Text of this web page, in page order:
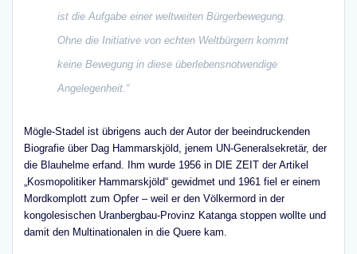
ist die Aufgabe einer weltweiten Bürgerbewegung.
Ohne die Initiative von echten Weltbürgern kommt
keine Bewegung in diese überlebensnotwendige
Angelegenheit.“
Mögle-Stadel ist übrigens auch der Autor der beeindruckenden
Biografie über Dag Hammarskjöld, jenem UN-Generalsekretär, der
die Blauhelme erfand. Ihm wurde 1956 in DIE ZEIT der Artikel
„Kosmopolitiker Hammarskjöld“ gewidmet und 1961 fiel er einem
Mordkomplott zum Opfer – weil er den Völkermord in der
kongolesischen Uranbergbau-Provinz Katanga stoppen wollte und
damit den Multinationalen in die Quere kam.